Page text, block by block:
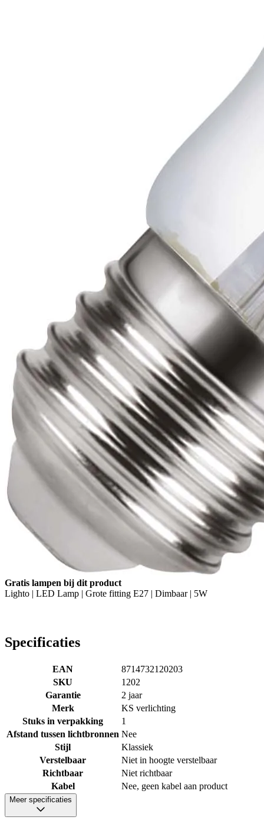
Gratis lampen bij dit product
Lighto | LED Lamp | Grote fitting E27 | Dimbaar | 5W
Specificaties
EAN
8714732120203
SKU
1202
Garantie
2 jaar
Merk
KS verlichting
Stuks in verpakking
1
Afstand tussen lichtbronnen Nee
Stijl
Klassiek
Verstelbaar
Niet in hoogte verstelbaar
Richtbaar
Niet richtbaar
Kabel
Nee, geen kabel aan product
Meer specificaties